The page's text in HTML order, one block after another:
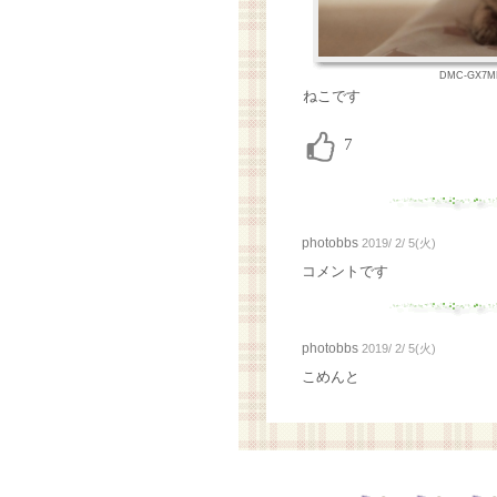
DMC-
ねこです
photobbs 2019/ 2/ 5(火)
コメントです
photobbs 2019/ 2/ 5(火)
こめんと